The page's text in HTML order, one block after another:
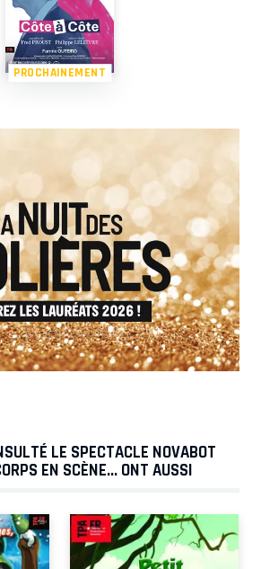
PROCHAINEMENT
LE SPECTACLE NOVABOT
EN SCÈNE... ONT AUSSI